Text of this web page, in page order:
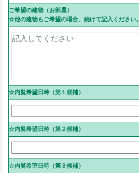
ご希望の建物（お部屋）
☆他の建物もご希望の場合、続けて記入ください。
☆内覧希望日時（第１候補）
☆内覧希望日時（第２候補）
☆内覧希望日時（第３候補）